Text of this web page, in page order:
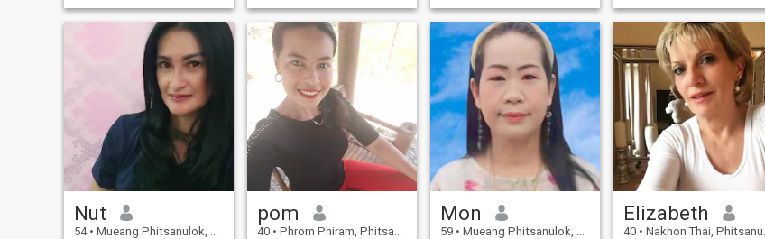
vous êtes intéressés à me
connaître et à développer une
relation avec une femme
thaïlandaise attentionnée.
S'il vous plaît n'hésitez pas à
😁😍😃😘
temps à être des gens
compliqués 🤣🤣
Nut
54 • Mueang Phitsanulok, Phitsanulok, Thailande
pom
40 • Phrom Phiram, Phitsanulok, Thailande
Mon
59 • Mueang Phitsanulok, Phitsanulok, Thailande
Elizabeth
40 • Nakhon Thai, Phitsanulok, Thailande